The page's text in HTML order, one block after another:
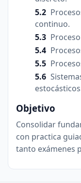
continuo.
Objetivo
Consolidar
con practica
tanto exámenes